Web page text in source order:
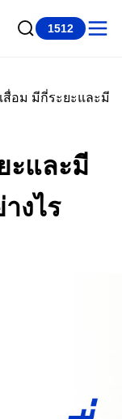
1512
สื่อม มีกี่ระยะและมี
ะและมี
งไร